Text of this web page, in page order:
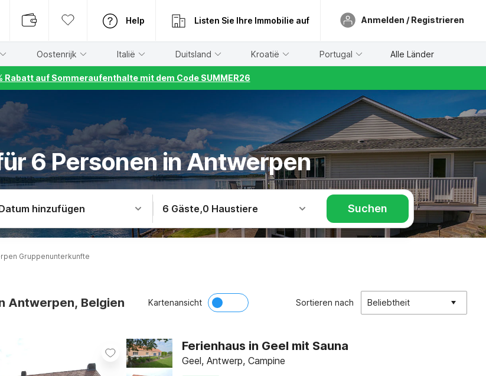
Help Listen Sie Ihre Immobilie auf Anmelden / Registrieren
Oostenrijk Italië Duitsland Kroatië Portugal Alle Länder
Rabatt auf Sommeraufenthalte mit dem Code SUMMER26
6 Personen in Antwerpen
hinzufügen 6 Gäste,0 Haustiere Suchen
Gruppenunterkunfte
Antwerpen, Belgien Kartenansicht Sortieren nach Beliebtheit
Ferienhaus in Geel mit Sauna
Geel, Antwerp, Campine